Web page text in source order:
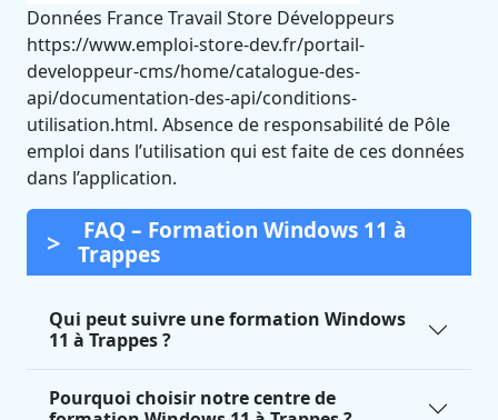
Données France Travail Store Développeurs
https://www.emploi-store-dev.fr/portail-
developpeur-cms/home/catalogue-des-
api/documentation-des-api/conditions-
utilisation.html. Absence de responsabilité de Pôle
emploi dans l’utilisation qui est faite de ces données
dans l’application.
FAQ – Formation Windows 11 à
Trappes
Qui peut suivre une formation Windows
11 à Trappes ?
Pourquoi choisir notre centre de